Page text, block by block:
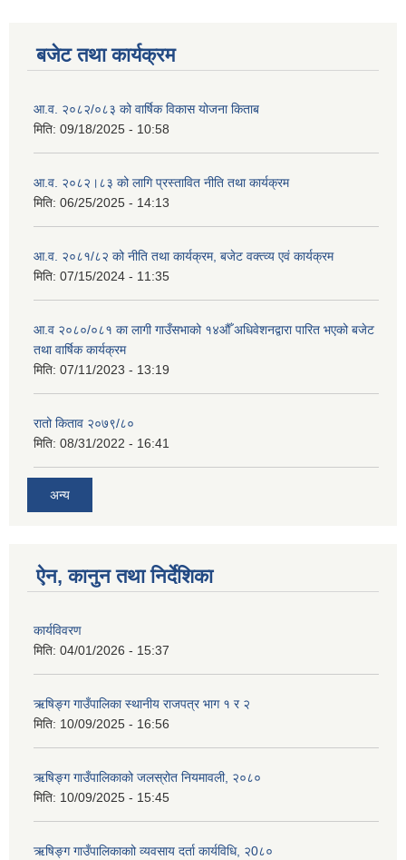
बजेट तथा कार्यक्रम
आ.व. २०८२/०८३ को वार्षिक विकास योजना किताब
मिति: 09/18/2025 - 10:58
आ.व. २०८२।८३ को लागि प्रस्तावित नीति तथा कार्यक्रम
मिति: 06/25/2025 - 14:13
आ.व. २०८१/८२ को नीति तथा कार्यक्रम, बजेट वक्त्व्य एवं कार्यक्रम
मिति: 07/15/2024 - 11:35
आ.व २०८०/०८१ का लागी गाउँसभाको १४औँ अधिवेशनद्वारा पारित भएको बजेट
तथा वार्षिक कार्यक्रम
मिति: 07/11/2023 - 13:19
रातो किताव २०७९/८०
मिति: 08/31/2022 - 16:41
अन्य
ऐन, कानुन तथा निर्देशिका
कार्यविवरण
मिति: 04/01/2026 - 15:37
ऋषिङ्ग गाउँपालिका स्थानीय राजपत्र भाग १ र २
मिति: 10/09/2025 - 16:56
ऋषिङ्ग गाउँपालिकाको जलस्रोत नियमावली, २०८०
मिति: 10/09/2025 - 15:45
ऋषिङ्ग गाउँपालिकाकाो व्यवसाय दर्ता कार्यविधि, २0८०